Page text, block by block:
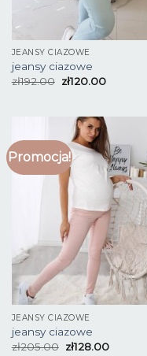
JEANSY CIAZOWE
jeansy ciazowe
zł192.00 zł120.00
Promocja!
JEANSY CIAZOWE
jeansy ciazowe
zł205.00 zł128.00